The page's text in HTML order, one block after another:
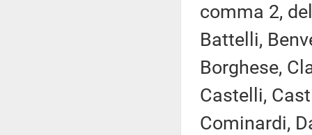
comma 2,
Battelli,
Borghese,
Castelli,
Cominardi,